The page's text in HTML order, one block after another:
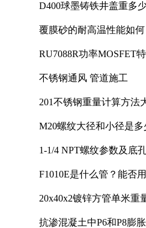
D400球墨铸铁井盖重多
覆膜砂的耐高温性能如何
RU7088R功率MOSFET
不锈钢通风 管道施工
201不锈钢重量计算方法
M20螺纹大径和小径是多
1-1/4 NPT螺纹参数及底
F1010E是什么管？能否
20x40x2镀锌方管单米重
抗渗混凝土中P6和P8膨